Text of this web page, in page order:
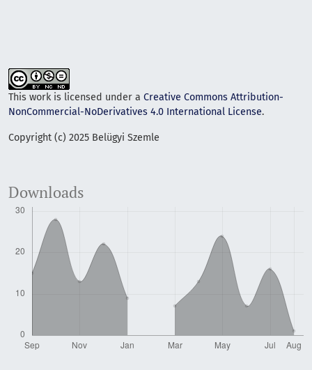
This work is licensed under a Creative Commons Attribution-
NonCommercial-NoDerivatives 4.0 International License.
Copyright (c) 2025 Belügyi Szemle
Downloads